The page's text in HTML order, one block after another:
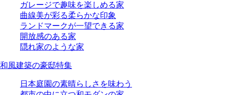
ガレージで趣味を楽しめる家
曲線美が彩る柔らかな印象
ランドマークが一望できる家
開放感のある家
隠れ家のような家
和風建築の豪邸特集
日本庭園の素晴らしさを味わう